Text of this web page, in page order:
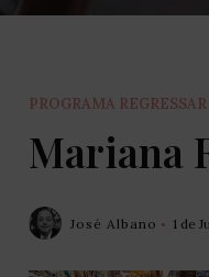
PROGRAMA REGRESSAR
Mariana
José Albano 1 de